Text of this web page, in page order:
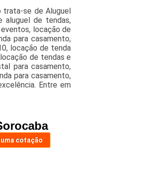
trata-se de Aluguel
aluguel de tendas,
locação de
para casamento,
locação de tenda
de tendas e
para casamento,
para casamento,
Entre em
cotação